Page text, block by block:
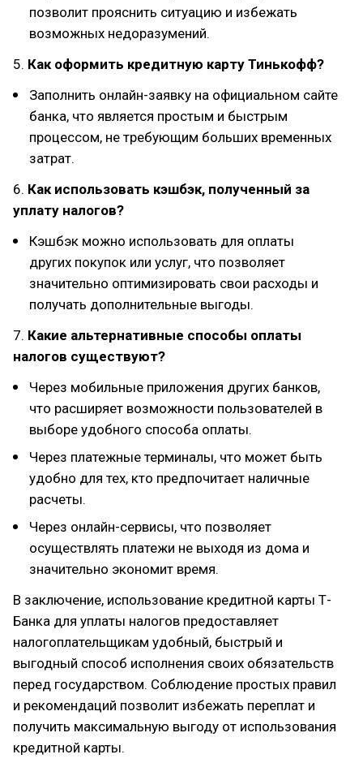
позволит прояснить ситуацию и избежать
возможных недоразумений.
5. Как оформить кредитную карту Тинькофф?
Заполнить онлайн-заявку на официальном сайте
банка, что является простым и быстрым
процессом, не требующим больших временных
затрат.
6. Как использовать кэшбэк, полученный за
уплату налогов?
Кэшбэк можно использовать для оплаты
других покупок или услуг, что позволяет
значительно оптимизировать свои расходы и
получать дополнительные выгоды.
7. Какие альтернативные способы оплаты
налогов существуют?
Через мобильные приложения других банков,
что расширяет возможности пользователей в
выборе удобного способа оплаты.
Через платежные терминалы, что может быть
удобно для тех, кто предпочитает наличные
расчеты.
Через онлайн-сервисы, что позволяет
осуществлять платежи не выходя из дома и
значительно экономит время.
В заключение, использование кредитной карты Т-
Банка для уплаты налогов предоставляет
налогоплательщикам удобный, быстрый и
выгодный способ исполнения своих обязательств
перед государством. Соблюдение простых правил
и рекомендаций позволит избежать переплат и
получить максимальную выгоду от использования
кредитной карты.